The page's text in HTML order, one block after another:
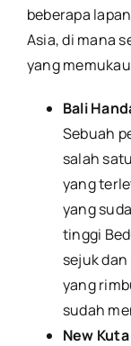
beberapa
Asia, di mana
yang
Bali
Sebuah
salah
yang
yang
tinggi
sejuk
yang
sudah
New